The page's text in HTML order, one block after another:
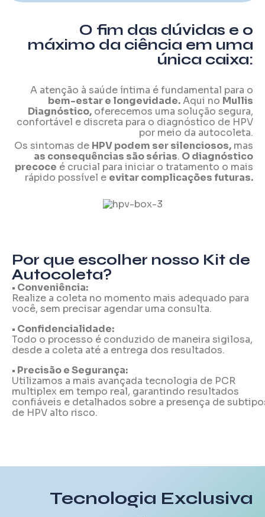
O fim das dúvidas e o
máximo da ciência em uma
única caixa:
A atenção à saúde íntima é fundamental para o
bem-estar e longevidade.Aqui no Mullis
Diagnóstico, oferecemos uma solução segura,
confortável e discreta para o diagnóstico de HPV
por meio da autocoleta.
Os sintomas de HPV podem ser silenciosos, mas
as consequências são sérias. O diagnóstico
precoce é crucial para iniciar o tratamento o mais
rápido possível e evitar complicações futuras.
Por que escolher nosso Kit de
Autocoleta?
• Conveniência:
Realize a coleta no momento mais adequado para
você, sem precisar agendar uma consulta.
• Confidencialidade:
Todo o processo é conduzido de maneira sigilosa,
desde a coleta até a entrega dos resultados.
• Precisão e Segurança:
Utilizamos a mais avançada tecnologia de PCR
multiplex em tempo real, garantindo resultados
confiáveis e detalhados sobre a presença de
de HPV alto risco.
Tecnologia Exclusiva